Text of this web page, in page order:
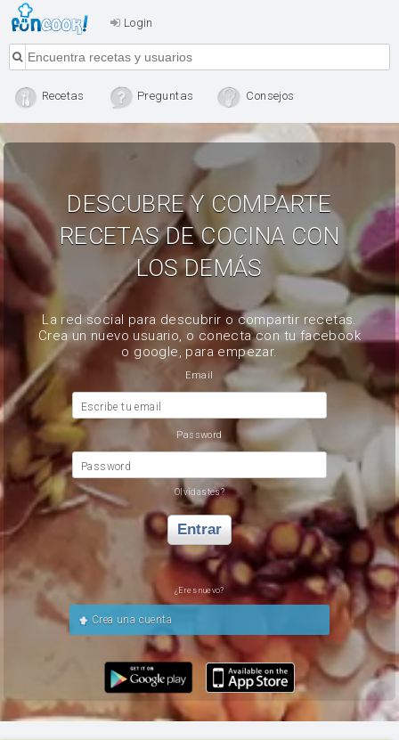
Login
Recetas Preguntas Consejos
DESCUBRE Y COMPARTE
RECETAS DE COCINA CON
LOS DEMÁS
La red social para descubrir o compartir recetas.
Crea un nuevo usuario, o conecta con tu facebook
o google, para empezar.
Email
Escribe tu email
Password
Password
Olvidastes?
Entrar
¿Eres nuevo?
Crea una cuenta